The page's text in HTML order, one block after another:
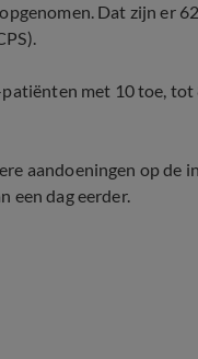
Dat zijn er
met 10 toe,
aandoeningen op de
een dag eerder.